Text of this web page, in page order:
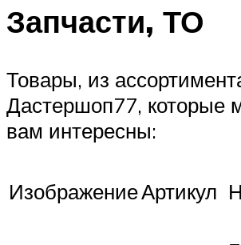
Запчасти, ТО
Товары, из
Дастершоп77, которые
вам интересны:
ИзображениеАртикул